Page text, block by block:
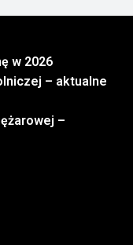
w 2026
– aktualne
–